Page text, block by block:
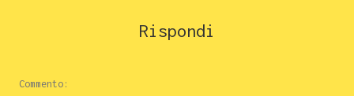
Rispondi